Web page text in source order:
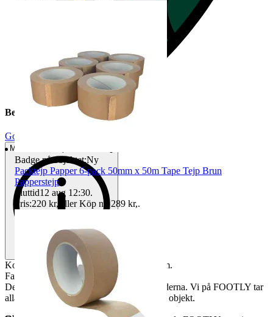
Beskrivning
Gott använt skick
Mindre tecken på användning
Kopp, höjd ca: 5 cm och diameter ca: 9 cm.
Fat, diameter ca: 14 cm.
Det är alltid den aktuella produkten på bilderna. Vi på FOOTLY tar
alla bilder själva och unika bilder för varje objekt.
Badge på objektet:Ny
Packtejp Papper 6-pack 50mm x 50m Tape Tejp Brun
Papperstejp
Sluttid12 aug 12:30.
Pris:220 kr, Eller Köp nu 289 kr,.